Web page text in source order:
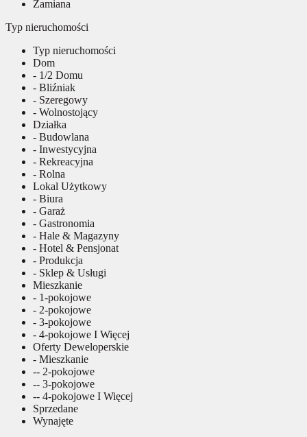
Zamiana
Typ nieruchomości
Typ nieruchomości
Dom
- 1/2 Domu
- Bliźniak
- Szeregowy
- Wolnostojący
Działka
- Budowlana
- Inwestycyjna
- Rekreacyjna
- Rolna
Lokal Użytkowy
- Biura
- Garaż
- Gastronomia
- Hale & Magazyny
- Hotel & Pensjonat
- Produkcja
- Sklep & Usługi
Mieszkanie
- 1-pokojowe
- 2-pokojowe
- 3-pokojowe
- 4-pokojowe I Więcej
Oferty Deweloperskie
- Mieszkanie
-- 2-pokojowe
-- 3-pokojowe
-- 4-pokojowe I Więcej
Sprzedane
Wynajęte